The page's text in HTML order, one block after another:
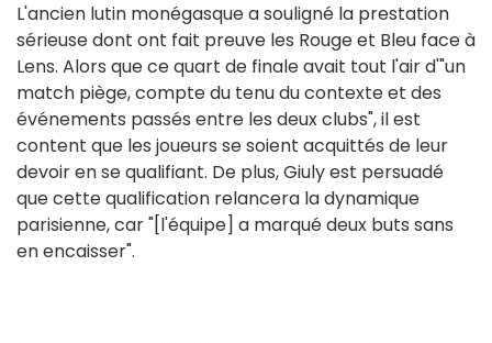
L'ancien lutin monégasque a souligné la prestation
sérieuse dont ont fait preuve les Rouge et Bleu face à
Lens. Alors que ce quart de finale avait tout l'air d'"un
match piège, compte du tenu du contexte et des
événements passés entre les deux clubs", il est
content que les joueurs se soient acquittés de leur
devoir en se qualifiant. De plus, Giuly est persuadé
que cette qualification relancera la dynamique
parisienne, car "[l'équipe] a marqué deux buts sans
en encaisser".